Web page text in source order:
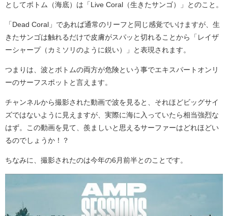
としてボトム（海底）は「Live Coral（生きたサンゴ）」とのこと。
「Dead Coral」であれば通常のリーフと同じ感覚でいけますが、生
きたサンゴは触れるだけで皮膚がスパッと切れることから「レイザ
ーシャープ（カミソリのように鋭い）」と表現されます。
つまりは、波とボトムの両方が危険という事でエキスパートオンリ
ーのサーフスポットと言えます。
チャンネルから撮影された動画で波を見ると、それほどビッグサイ
ズではないように見えますが、実際に海に入っていたら相当強烈な
はず。この動画を見て、羨ましいと思えるサーファーはどれほどい
るのでしょうか！？
ちなみに、撮影されたのは今年の6月前半とのことです。